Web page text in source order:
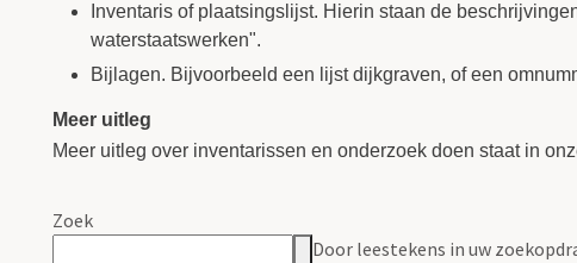
Inventaris of plaatsingslijst. Hierin staan de
waterstaatswerken".
Bijlagen. Bijvoorbeeld een lijst dijkgraven, of een
Meer uitleg
Meer uitleg over inventarissen en onderzoek doen staat in
Zoek
Door leestekens in uw